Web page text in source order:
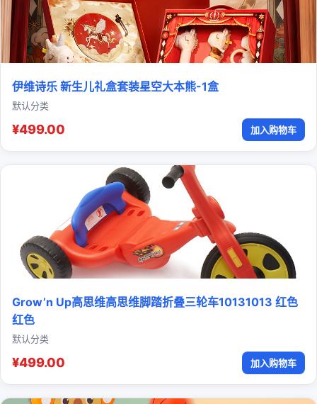
伊维诗乐 新生儿礼盒套装星空大本熊-1盒
默认分类
¥499.00 加入购物车
Grow’n Up高思维高思维脚踏折叠三轮车10131013 红色
红色
默认分类
¥499.00 加入购物车